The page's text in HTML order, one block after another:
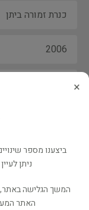
×
ביצענו מספר
ניתן לעיין
המשך הגלישה באתר,
האתר